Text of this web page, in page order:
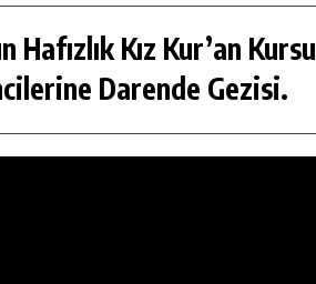
Hafızlık Kız Kur’an Kursu
Darende Gezisi.